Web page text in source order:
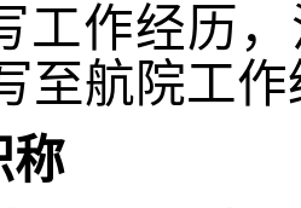
工作经历
至航院工
称